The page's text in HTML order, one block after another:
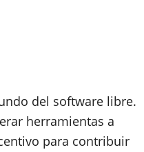
del software libre.
herramientas a
para contribuir